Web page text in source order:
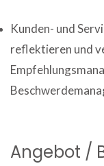
Kunden- und
reflektieren und
Angebot /